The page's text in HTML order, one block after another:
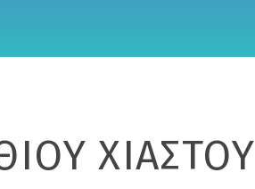
ΧΙΑΣΤΟΥ